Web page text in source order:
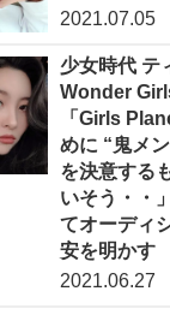
2021.07.05
少女時代 テ
Wonder
「Girls
めに “鬼メ
を決意する
いそう・・
てオーディ
安を明かす
2021.06.27